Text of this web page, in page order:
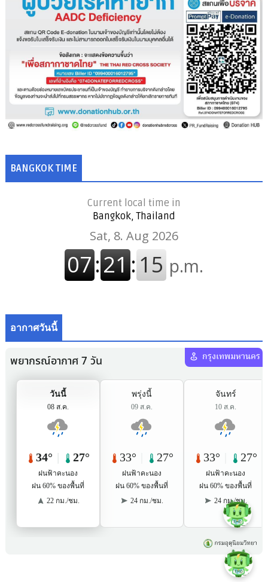
BANGKOK TIME
Current local time in
Bangkok, Thailand
อากาศวันนี้